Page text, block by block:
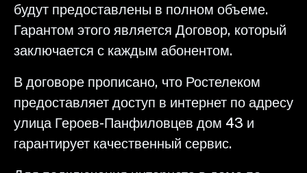
будут предоставлены в полном объеме.
Гарантом этого является Договор, который
заключается с каждым абонентом.
В договоре прописано, что Ростелеком
предоставляет доступ в интернет по адресу
улица Героев-Панфиловцев дом 43 и
гарантирует качественный сервис.